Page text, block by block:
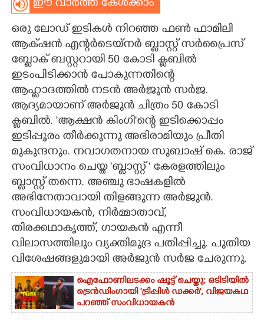
LITERATURE
ZOOM
CONTACT US
ഈ വാർത്ത കേൾക്കാം
ഒരു ലോഡ് ഇടികൾ നിറഞ്ഞ ഫൺ ഫാമിലി
ആക്‌ഷൻ എന്റർടെയ്നർ ബ്ളാസ്റ്റ് സർപ്രൈസ്
ബ്ളോക് ബസ്റ്ററായി 50 കോടി ക്ളബിൽ
ഇടംപിടിക്കാൻ പോകുന്നതിന്റെ
ആഹ്ലാദത്തിൽ നടൻ അർജുൻ സർജ.
ആദ്യമായാണ് അർജുൻ ചിത്രം 50 കോടി
ക്ളബിൽ. 'ആക്ഷൻ കിംഗി"ന്റെ ഇടിക്കൊപ്പം
ഇടിപ്പൂരം തീർക്കുന്നു അഭിരാമിയും പ്രീതി
മുകുന്ദനും. നവാഗതനായ സുബാഷ് കെ. രാജ്
സംവിധാനം ചെയ്ത 'ബ്ളാസ്റ്റ് " കേരളത്തിലും
ബ്ളാസ്റ്റ് തന്നെ. അഞ്ചു ഭാഷകളിൽ
അഭിനേതാവായി തിളങ്ങുന്ന അർജുൻ.
സംവിധായകൻ, നിർമ്മാതാവ്,
തിരക്കഥാകൃത്ത്, ഗായകൻ എന്നീ
വിലാസത്തിലും വ്യക്തിമുദ്ര പതിപ്പിച്ചു. പുതിയ
വിശേഷങ്ങളുമായി അർജുൻ സർജ ചേരുന്നു.
ഐഫോണിലടക്കം ഷൂട്ട് ചെയ്തു; ഒടിടിയിൽ
ട്രെൻഡിംഗായി 'ട്രിപ്പിൾ ഡക്കർ',​ വിജയകഥ
പറഞ്ഞ് സംവിധായകൻ